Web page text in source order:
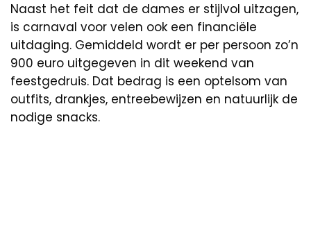
Naast het feit dat de dames er stijlvol uitzagen,
is carnaval voor velen ook een financiële
uitdaging. Gemiddeld wordt er per persoon zo’n
900 euro uitgegeven in dit weekend van
feestgedruis. Dat bedrag is een optelsom van
outfits, drankjes, entreebewijzen en natuurlijk de
nodige snacks.